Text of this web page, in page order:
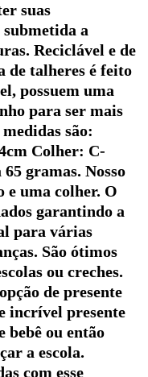
suas
a
Reciclável e de
de talheres é feito
possuem uma
para ser mais
são:
Colher: C-
gramas. Nosso
e uma colher. O
garantindo a
para várias
São ótimos
ou creches.
de presente
incrível presente
bebê ou então
a escola.
com esse